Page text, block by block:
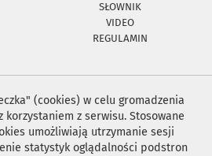
SŁOWNIK
VIDEO
REGULAMIN
(cookies) w celu gromadzenia
korzystaniem z serwisu. Stosowane
umożliwiają utrzymanie sesji
statystyk oglądalności podstron